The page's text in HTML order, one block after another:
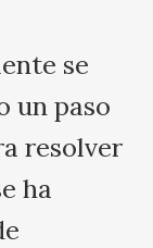
se
un paso
resolver
ha